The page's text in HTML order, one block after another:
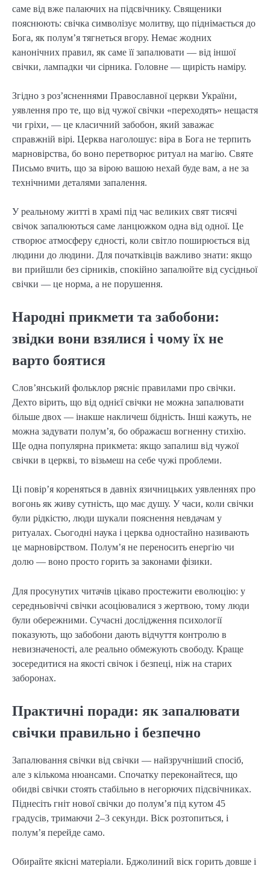
саме від вже палаючих на підсвічнику. Священики
пояснюють: свічка символізує молитву, що піднімається до
Бога, як полум’я тягнеться вгору. Немає жодних
канонічних правил, як саме її запалювати — від іншої
свічки, лампадки чи сірника. Головне — щирість наміру.
Згідно з роз’ясненнями Православної церкви України,
уявлення про те, що від чужої свічки «переходять» нещастя
чи гріхи, — це класичний забобон, який заважає
справжній вірі. Церква наголошує: віра в Бога не терпить
марновірства, бо воно перетворює ритуал на магію. Святе
Письмо вчить, що за вірою вашою нехай буде вам, а не за
технічними деталями запалення.
У реальному житті в храмі під час великих свят тисячі
свічок запалюються саме ланцюжком одна від одної. Це
створює атмосферу єдності, коли світло поширюється від
людини до людини. Для початківців важливо знати: якщо
ви прийшли без сірників, спокійно запалюйте від сусідньої
свічки — це норма, а не порушення.
Народні прикмети та забобони:
звідки вони взялися і чому їх не
варто боятися
Слов’янський фольклор рясніє правилами про свічки.
Дехто вірить, що від однієї свічки не можна запалювати
більше двох — інакше накличеш бідність. Інші кажуть, не
можна задувати полум’я, бо ображаєш вогненну стихію.
Ще одна популярна прикмета: якщо запалиш від чужої
свічки в церкві, то візьмеш на себе чужі проблеми.
Ці повір’я кореняться в давніх язичницьких уявленнях про
вогонь як живу сутність, що має душу. У часи, коли свічки
були рідкістю, люди шукали пояснення невдачам у
ритуалах. Сьогодні наука і церква одностайно називають
це марновірством. Полум’я не переносить енергію чи
долю — воно просто горить за законами фізики.
Для просунутих читачів цікаво простежити еволюцію: у
середньовіччі свічки асоціювалися з жертвою, тому люди
були обережними. Сучасні дослідження психології
показують, що забобони дають відчуття контролю в
невизначеності, але реально обмежують свободу. Краще
зосередитися на якості свічок і безпеці, ніж на старих
заборонах.
Практичні поради: як запалювати
свічки правильно і безпечно
Запалювання свічки від свічки — найзручніший спосіб,
але з кількома нюансами. Спочатку переконайтеся, що
обидві свічки стоять стабільно в негорючих підсвічниках.
Піднесіть гніт нової свічки до полум’я під кутом 45
градусів, тримаючи 2–3 секунди. Віск розтопиться, і
полум’я перейде само.
Обирайте якісні матеріали. Бджолиний віск горить довше і